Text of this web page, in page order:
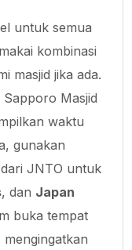
untuk semua
kombinasi
masjid jika ada.
Masjid
waktu
gunakan
dari JNTO untuk
, dan Japan
buka tempat